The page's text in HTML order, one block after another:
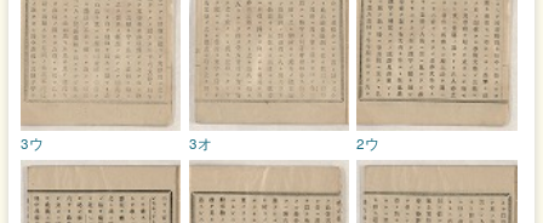
2ウ
3オ
3ウ